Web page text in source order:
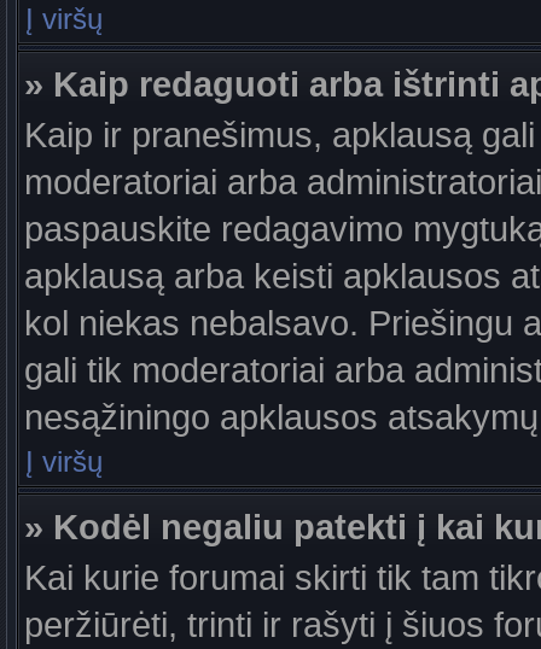
Į viršų
» Kaip redaguoti arba ištrinti
Kaip ir pranešimus, apklausą
moderatoriai arba
paspauskite redagavimo
apklausą arba keisti apklausos
kol niekas nebalsavo. Priešingu
gali tik moderatoriai arba
nesąžiningo apklausos
Į viršų
» Kodėl negaliu patekti į kai
Kai kurie forumai skirti tik tam
peržiūrėti, trinti ir rašyti į šiuos